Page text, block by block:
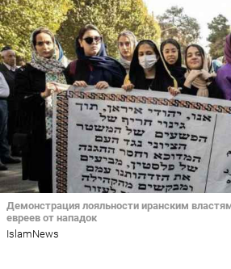
Демонстрация лояльности иранским
евреев от нападок
IslamNews